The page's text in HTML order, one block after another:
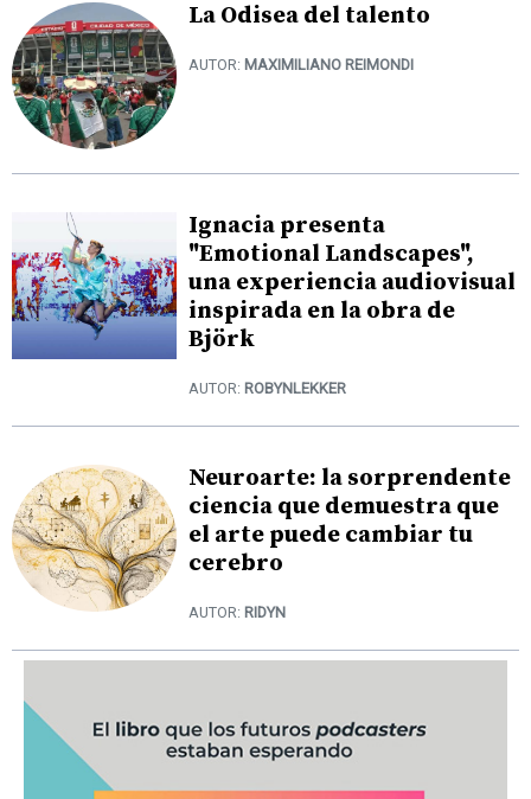
La Odisea del talento
AUTOR: MAXIMILIANO REIMONDI
Ignacia presenta
"Emotional Landscapes",
una experiencia audiovisual
inspirada en la obra de
Björk
AUTOR: ROBYNLEKKER
Neuroarte: la sorprendente
ciencia que demuestra que
el arte puede cambiar tu
cerebro
AUTOR: RIDYN